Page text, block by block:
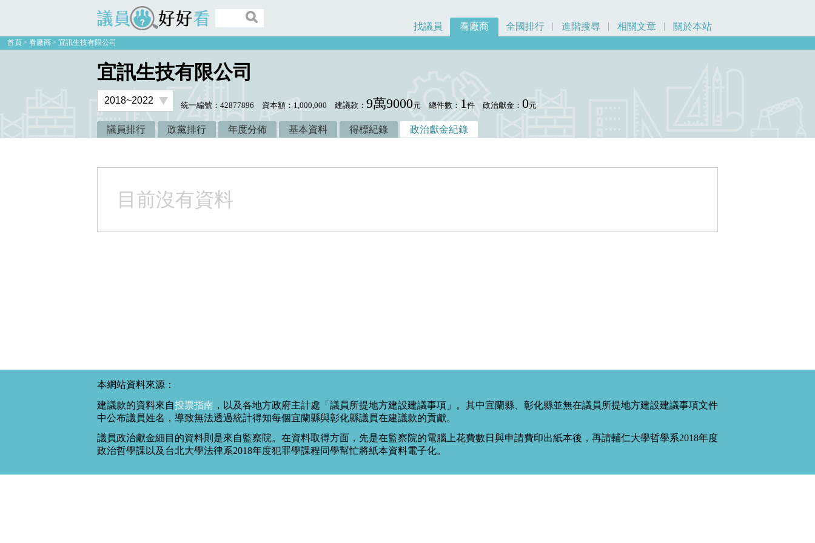
議員好好看
找議員 看廠商 全國排行 進階搜尋 相關文章 關於本站
首頁 看廠商 宜訊生技有限公司
宜訊生技有限公司
統一編號：42877896 資本額：1,000,000 建議款：9萬9000元 總件數： 1件 政治獻金：0元
議員排行 政黨排行 年度分佈 基本資料 得標紀錄 政治獻金紀錄
目前沒有資料
本網站資料來源：
建議款的資料來自投票指南 ，以及各地方政府主計處「議員所提地方建設建議事項」。其中宜蘭縣、彰化縣並無在議員所提地方建設建議事項文件
中公布議員姓名，導致無法透過統計得知每個宜蘭縣與彰化縣議員在建議款的貢獻。
議員政治獻金細目的資料則是來自監察院。在資料取得方面，先是在監察院的電腦上花費數日與申請費印出紙本後，再請輔仁大學哲學系2018年度
政治哲學課以及台北大學法律系2018年度犯罪學課程同學幫忙將紙本資料電子化。